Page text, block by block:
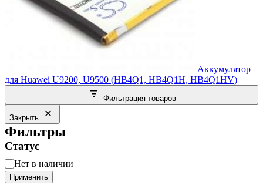
Аккумулятор
для Huawei U9200, U9500 (HB4Q1, HB4Q1H, HB4Q1HV)
Фильтрация товаров
Закрыть
Фильтры
Статус
Статус
Нет в наличии
Применить